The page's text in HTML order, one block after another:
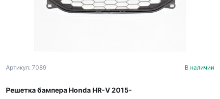
Артикул: 7089 В наличии
Решетка бампера Honda HR-V 2015-